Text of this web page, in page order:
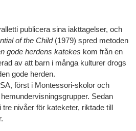
publicera sina iakttagelser, och
of the Child(1979) spred metoden
gode herdens katekes kom från en
av att barn i många kulturer drogs
gode herden.
först i Montessori-skolor och
Sedan
tre nivåer för kateketer, riktade till